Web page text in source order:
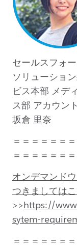
セールスフォ
ソリューショ
ビス本部 メデ
ス部 アカウン
坂倉 里奈
＝＝＝＝＝＝
＝＝＝＝＝＝
オンデマンド
つきましては
>>https://
sytem-
＝＝＝＝＝＝